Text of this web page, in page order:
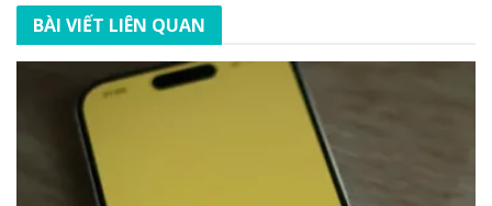
BÀI VIẾT LIÊN QUAN